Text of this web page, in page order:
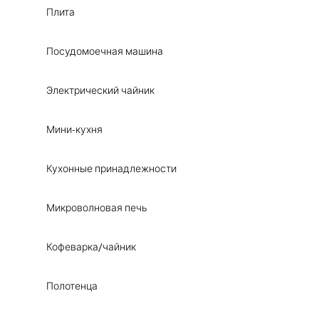
Плита
Посудомоечная машина
Электрический чайник
Мини-кухня
Кухонные принадлежности
Микроволновая печь
Кофеварка/чайник
Полотенца